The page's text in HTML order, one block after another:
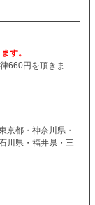
す。
660円を頂きま
京都・神奈川県・
川県・福井県・三